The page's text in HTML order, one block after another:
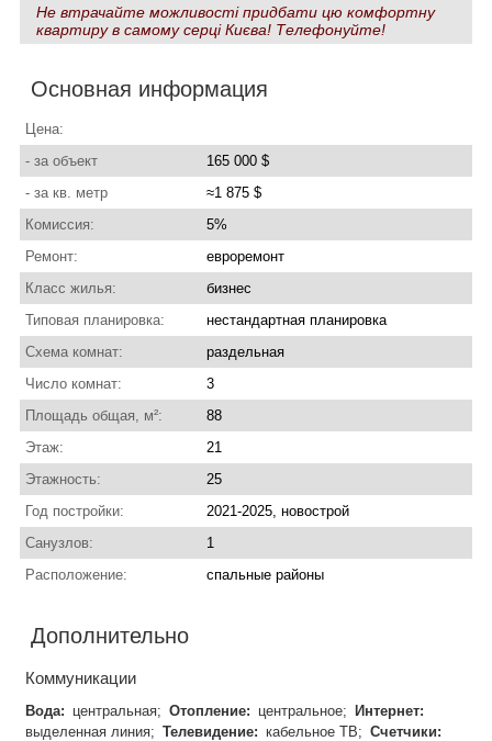
Не втрачайте можливості придбати цю комфортну
квартиру в самому серці Києва! Телефонуйте!
Основная информация
Цена:
- за объект
165 000 $
- за кв. метр
≈1 875 $
Комиссия:
5%
Ремонт:
евроремонт
Класс жилья:
бизнес
Типовая планировка:
нестандартная планировка
Схема комнат:
раздельная
Число комнат:
3
Площадь общая, м²:
88
Этаж:
21
Этажность:
25
Год постройки:
2021-2025, новострой
Санузлов:
1
Расположение:
спальные районы
Дополнительно
Коммуникации
Вода: центральная; Отопление: центральное;
Интернет:
выделенная линия; Телевидение: кабельное ТВ; Счетчики: